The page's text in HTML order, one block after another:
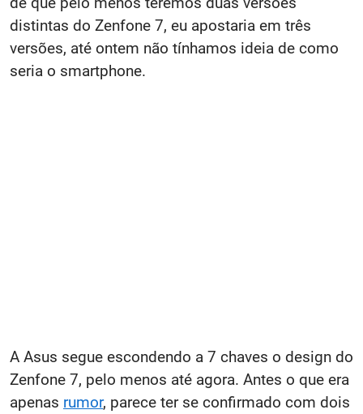
distintas do Zenfone 7, eu apostaria em três
versões, até ontem não tínhamos ideia de como
seria o smartphone.
A Asus segue escondendo a 7 chaves o design do
Zenfone 7, pelo menos até agora. Antes o que era
apenas rumor, parece ter se confirmado com dois